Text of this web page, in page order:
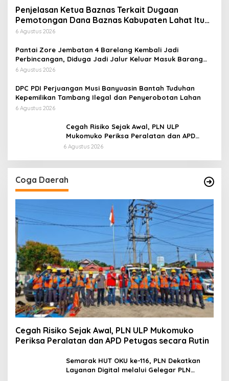
Penjelasan Ketua Baznas Terkait Dugaan
Pemotongan Dana Baznas Kabupaten Lahat Itu
Tidak Benar
6 Agustus 2026
Pantai Zore Jembatan 4 Barelang Kembali Jadi
Perbincangan, Diduga Jadi Jalur Keluar Masuk Barang
Tanpa Dokumen Kepabeanan, Nama Berinisial WL
di Kawasan Pesisir
6 Agustus 2026
DPC PDI Perjuangan Musi Banyuasin Bantah Tuduhan
Kepemilikan Tambang Ilegal dan Penyerobotan Lahan
6 Agustus 2026
Cegah Risiko Sejak Awal, PLN ULP
Mukomuko Periksa Peralatan dan APD
Petugas secara Rutin
6 Agustus 2026
Coga Daerah
Cegah Risiko Sejak Awal, PLN ULP Mukomuko
Periksa Peralatan dan APD Petugas secara Rutin
Semarak HUT OKU ke-116, PLN Dekatkan
Layanan Digital melalui Gelegar PLN